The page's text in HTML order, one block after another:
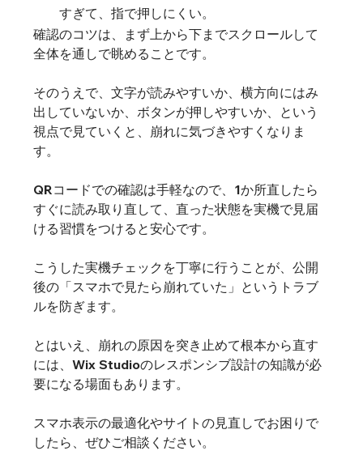
すぎて、指で押しにくい。
確認のコツは、まず上から下までスクロールして
全体を通しで眺めることです。
そのうえで、文字が読みやすいか、横方向にはみ
出していないか、ボタンが押しやすいか、という
視点で見ていくと、崩れに気づきやすくなりま
す。
QRコードでの確認は手軽なので、1か所直したら
すぐに読み取り直して、直った状態を実機で見届
ける習慣をつけると安心です。
こうした実機チェックを丁寧に行うことが、公開
後の「スマホで見たら崩れていた」というトラブ
ルを防ぎます。
とはいえ、崩れの原因を突き止めて根本から直す
には、Wix Studioのレスポンシブ設計の知識が必
要になる場面もあります。
スマホ表示の最適化やサイトの見直しでお困りで
したら、ぜひご相談ください。